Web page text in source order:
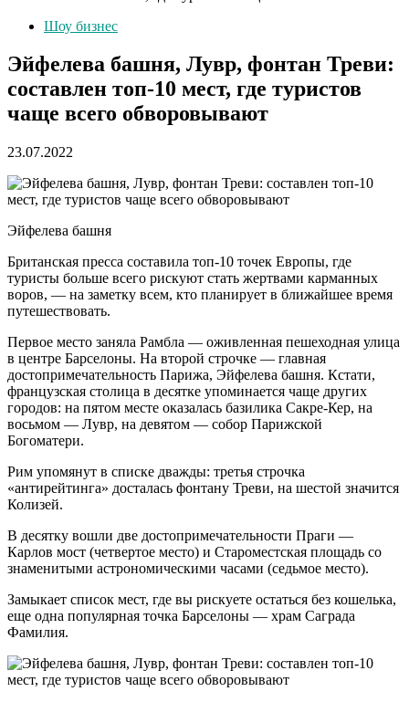
Шоу бизнес
Эйфелева башня, Лувр, фонтан Треви:
составлен топ-10 мест, где туристов
чаще всего обворовывают
23.07.2022
Эйфелева башня
Британская пресса составила топ-10 точек Европы, где
туристы больше всего рискуют стать жертвами карманных
воров, — на заметку всем, кто планирует в ближайшее время
путешествовать.
Первое место заняла Рамбла — оживленная пешеходная улица
в центре Барселоны. На второй строчке — главная
достопримечательность Парижа, Эйфелева башня. Кстати,
французская столица в десятке упоминается чаще других
городов: на пятом месте оказалась базилика Сакре-Кер, на
восьмом — Лувр, на девятом — собор Парижской
Богоматери.
Рим упомянут в списке дважды: третья строчка
«антирейтинга» досталась фонтану Треви, на шестой значится
Колизей.
В десятку вошли две достопримечательности Праги —
Карлов мост (четвертое место) и Староместская площадь со
знаменитыми астрономическими часами (седьмое место).
Замыкает список мест, где вы рискуете остаться без кошелька,
еще одна популярная точка Барселоны — храм Саграда
Фамилия.